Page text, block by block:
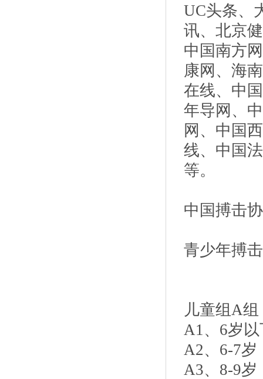
UC头条、
讯、北京
中国南方
康网、海
在线、中
年导网、
网、中国
线、中国
等。
中国搏击
青少年搏击
儿童组A组
A1、6岁
A2、6-7岁
A3、8-9岁